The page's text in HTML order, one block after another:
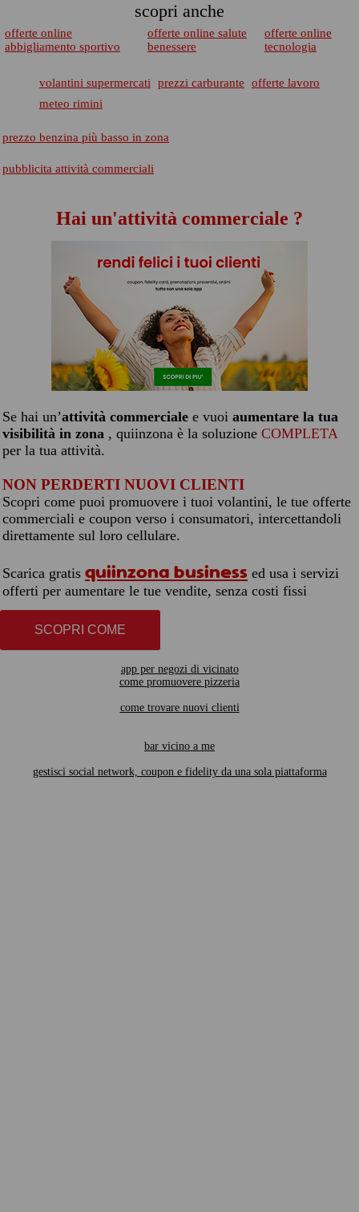
scopri anche
offerte online
abbigliamento sportivo
offerte online salute
benessere
offerte online
tecnologia
volantini supermercati prezzi carburante
offerte lavoro
meteo rimini
prezzo benzina più basso in zona
pubblicita attività commerciali
Hai un'attività commerciale ?
Se hai un’attività commerciale e vuoi aumentare la tua
visibilità in zona , quiinzona è la soluzione COMPLETA
per la tua attività.
NON PERDERTI NUOVI CLIENTI
Scopri come puoi promuovere i tuoi volantini, le tue offerte
commerciali e coupon verso i consumatori, intercettandoli
direttamente sul loro cellulare.
Scarica gratis quiinzona business ed usa i servizi
offerti per aumentare le tue vendite, senza costi fissi
SCOPRI COME
app per negozi di vicinato
come promuovere pizzeria
come trovare nuovi clienti
bar vicino a me
gestisci social network, coupon e fidelity da una sola piattaforma